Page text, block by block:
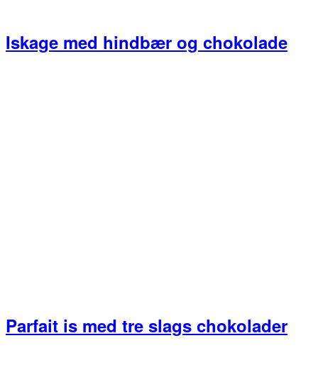
Iskage med hindbær og chokolade
Parfait is med tre slags chokolader